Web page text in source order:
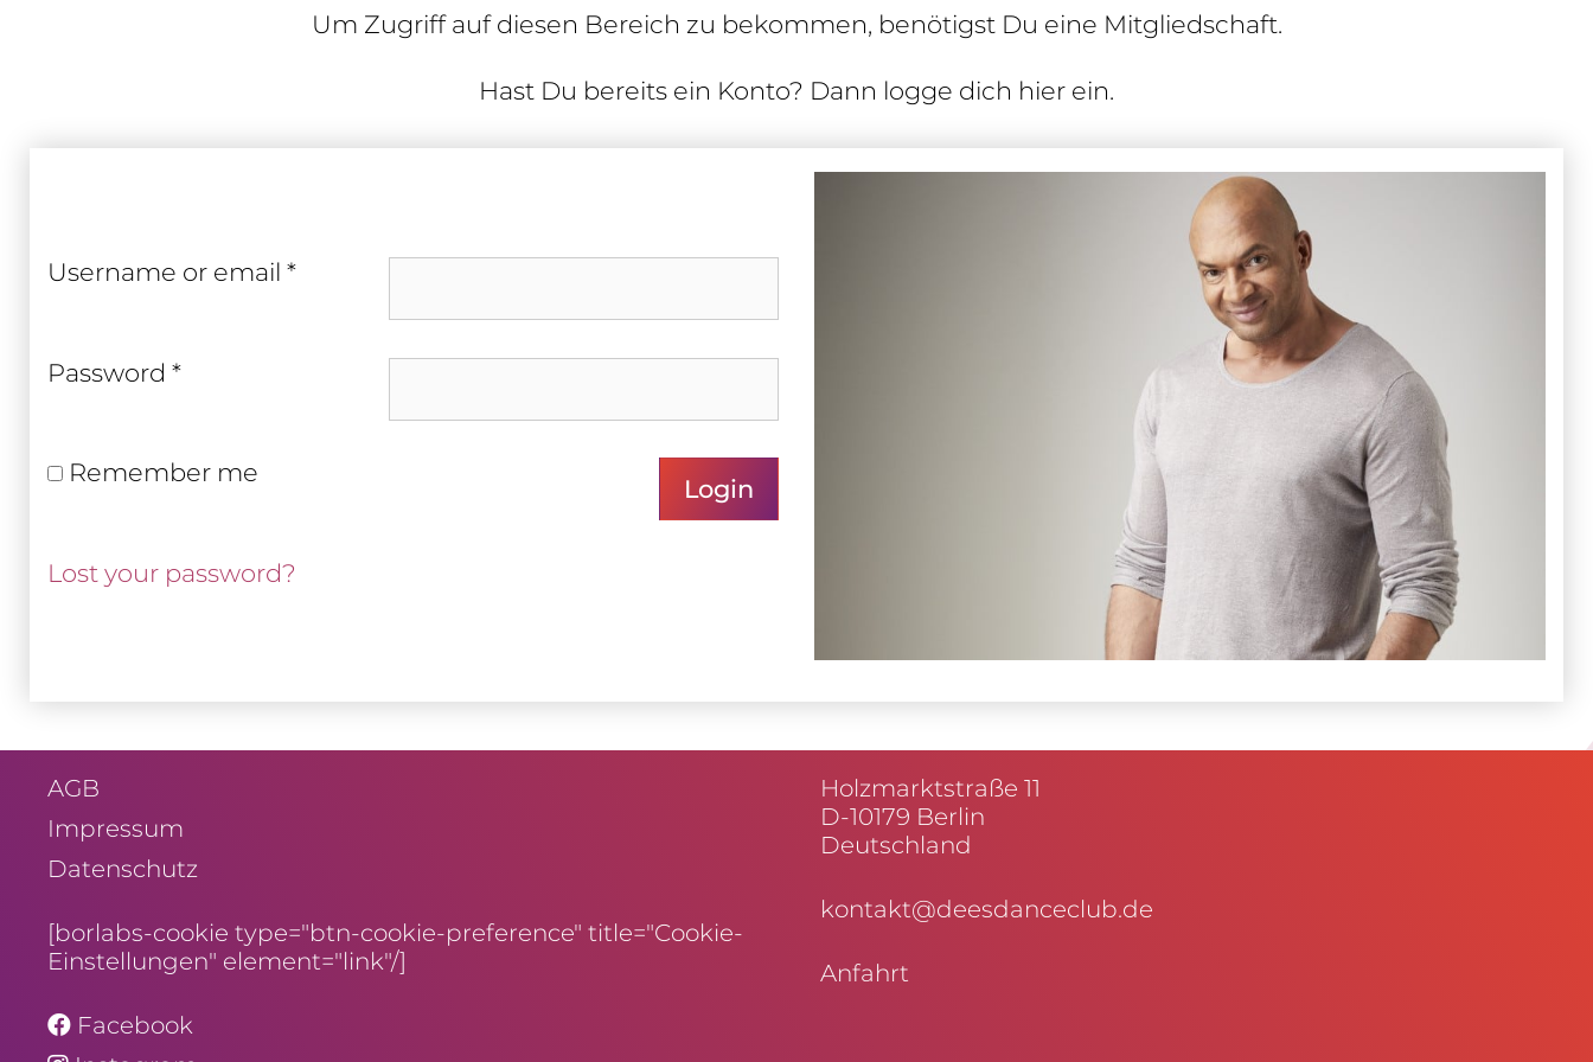
Um Zugriff auf diesen Bereich zu bekommen, benö­tigst Du eine Mitgliedschaft.
Hast Du bereits ein Konto? Dann logge dich hier ein.
User­name or email *Required
Pass­word *Required
Remember me
Login
Lost your password?
AGB
Impressum
Daten­schutz
[borlabs-cookie type="btn-cookie-preference" title="Cookie-
Einstellungen" element="link"/]
Facebook
Holz­markt­straße 11
D-10179 Berlin
Deutschland
kontakt@deesdanceclub.de
Anfahrt